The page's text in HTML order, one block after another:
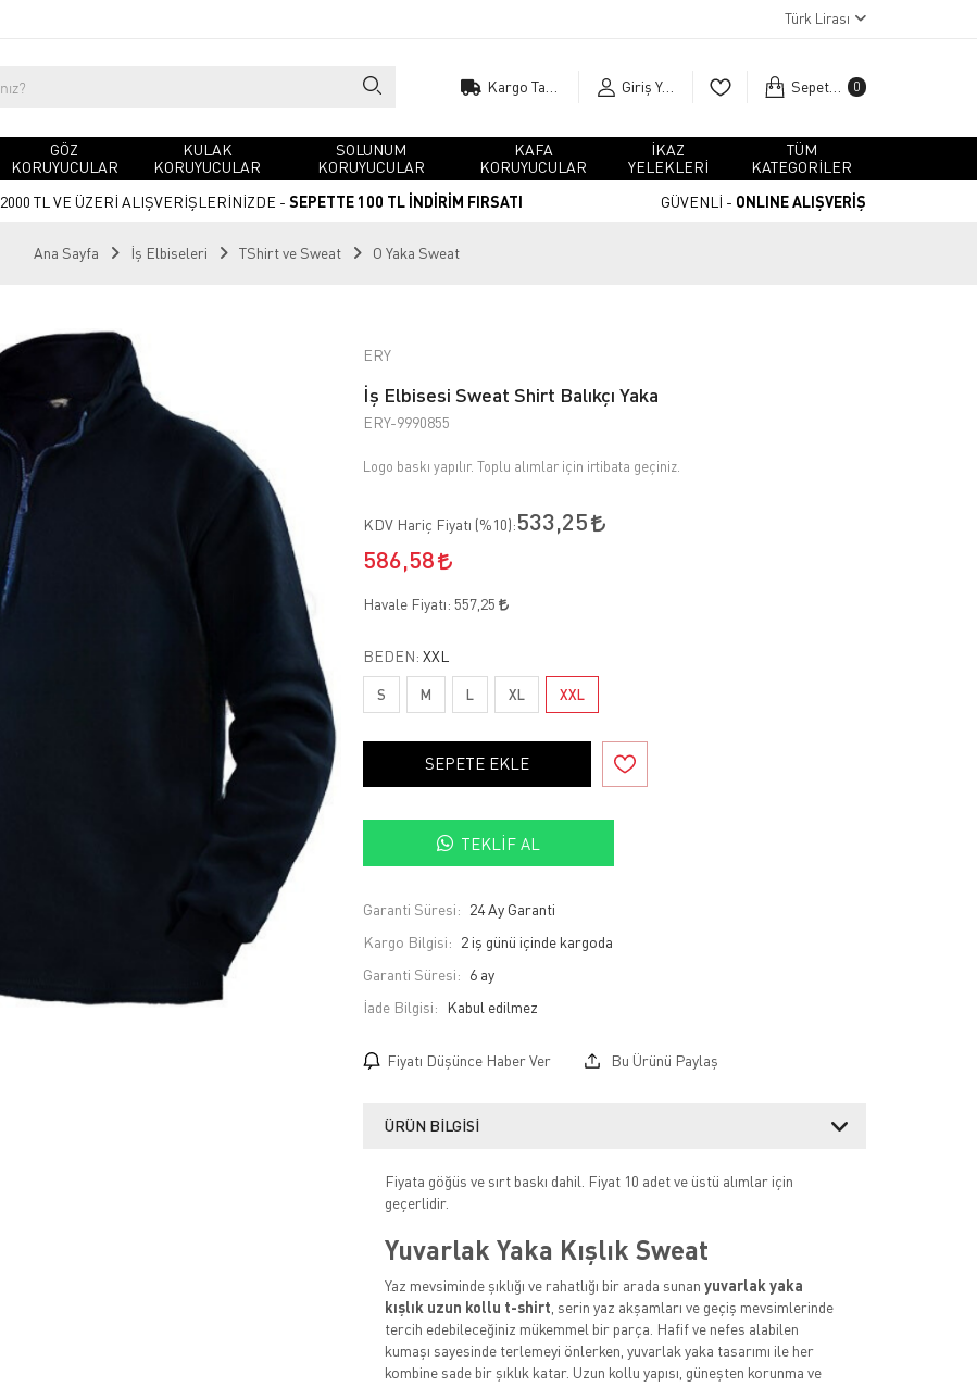
Türk Lirası
Giriş Yap Sepetim 0
GÖZ
KORUYUCULAR
KULAK
KORUYUCULAR
SOLUNUM
KORUYUCULAR
KAFA
KORUYUCULAR
İKAZ
YELEKLERİ
TÜM
KATEGORİLER
2000 TL VE ÜZERİ ALIŞVERİŞLERİNİZDE - SEPETTE 100 TL İNDİRİM FIRSATI GÜVENLİ - ONLINE ALIŞVERİŞ
Ana Sayfa İş Elbiseleri TShirt ve Sweat O Yaka Sweat
ERY
İş Elbisesi Sweat Shirt Balıkçı Yaka
ERY-9990855
Logo baskı yapılır. Toplu alımlar için irtibata geçiniz.
KDV Hariç Fiyatı (%10):533,25
586,58
Havale Fiyatı: 557,25
BEDEN: XXL
S M L XL XXL
SEPETE EKLE
TEKLIF AL
Garanti Süresi: 24 Ay Garanti
Kargo Bilgisi: 2 iş günü içinde kargoda
Garanti Süresi: 6 ay
İade Bilgisi:
Fiyatı Düşünce Haber Ver Bu Ürünü Paylaş
ÜRÜN BILGISI
Fiyata göğüs ve sırt baskı dahil. Fiyat 10 adet ve üstü alımlar için
geçerlidir.
Yuvarlak Yaka Kışlık Sweat
Yaz mevsiminde şıklığı ve rahatlığı bir arada sunan yuvarlak yaka
kışlık uzun kollu t-shirt , serin yaz akşamları ve geçiş mevsimlerinde
tercih edebileceğiniz mükemmel bir parça. Hafif ve nefes alabilen
kumaşı sayesinde terlemeyi önlerken, yuvarlak yaka tasarımı ile her
kombine sade bir şıklık katar. Uzun kollu yapısı, güneşten korunma ve